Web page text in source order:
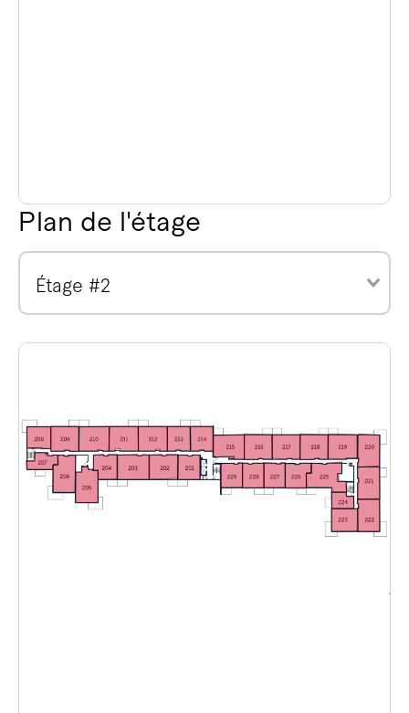
Plan de l'étage
Étage #2